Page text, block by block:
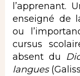
l’apprenant.
enseigné de
ou
cursus
absent du
langues